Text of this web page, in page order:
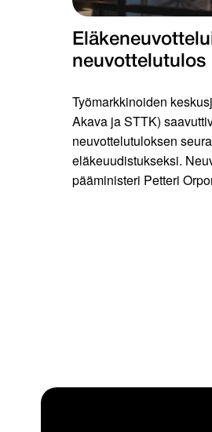
neuvottelutulos
Työmarkkinoiden
Akava ja STTK)
neuvottelutuloksen
eläkeuudistukseksi.
pääministeri Petteri